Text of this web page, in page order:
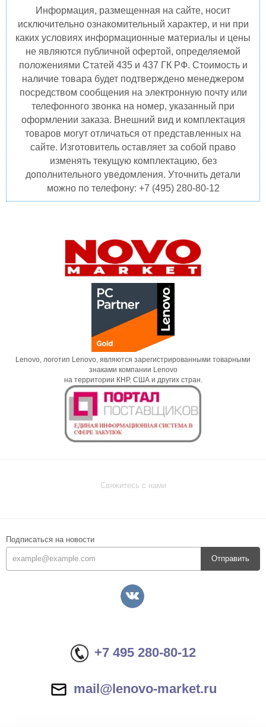
Информация, размещенная на сайте, носит
исключительно ознакомительный характер, и ни при
каких условиях информационные материалы и цены
не являются публичной офертой, определяемой
положениями Статей 435 и 437 ГК РФ. Стоимость и
наличие товара будет подтверждено менеджером
посредством сообщения на электронную почту или
телефонного звонка на номер, указанный при
оформлении заказа. Внешний вид и комплектация
товаров могут отличаться от представленных на
сайте. Изготовитель оставляет за собой право
изменять текущую комплектацию, без
дополнительного уведомления. Уточнить детали
можно по телефону: +7 (495) 280-80-12
Lenovo, логотип Lenovo, являются зарегистрированными товарными
знаками компании Lenovo
на территории КНР, США и других стран.
Свяжитесь с нами
Подписаться на новости
Отправить
+7 495 280-80-12
mail@lenovo-market.ru